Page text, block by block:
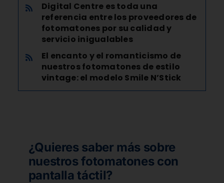
Digital Centre es toda una
referencia entre los proveedores de
fotomatones por su calidad y
servicio inigualables
El encanto y el romanticismo de
nuestros fotomatones de estilo
vintage: el modelo Smile N’Stick
¿Quieres saber más sobre
nuestros fotomatones con
pantalla táctil?